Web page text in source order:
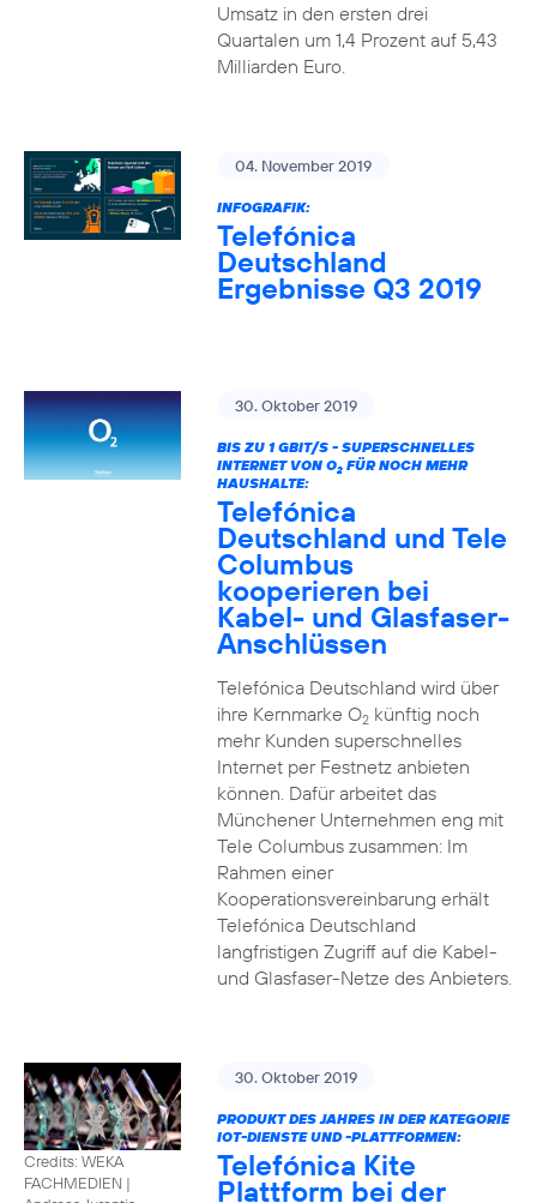
Umsatz in den ersten drei
Quartalen um 1,4 Prozent auf 5,43
Milliarden Euro.
04. November 2019
INFOGRAFIK:
Telefónica
Deutschland
Ergebnisse Q3 2019
30. Oktober 2019
BIS ZU 1 GBIT/S - SUPERSCHNELLES
INTERNET VON O2FÜR NOCH MEHR
HAUSHALTE:
Telefónica
Deutschland und Tele
Columbus
kooperieren bei
Kabel- und Glasfaser-
Anschlüssen
Telefónica Deutschland wird über
ihre Kernmarke O2künftig noch
mehr Kunden superschnelles
Internet per Festnetz anbieten
können. Dafür arbeitet das
Münchener Unternehmen eng mit
Tele Columbus zusammen: Im
Rahmen einer
Kooperationsvereinbarung erhält
Telefónica Deutschland
langfristigen Zugriff auf die Kabel-
und Glasfaser-Netze des Anbieters.
Credits: WEKA
FACHMEDIEN |
30. Oktober 2019
PRODUKT DES JAHRES IN DER KATEGORIE
IOT-DIENSTE UND -PLATTFORMEN:
Telefónica Kite
Plattform bei der